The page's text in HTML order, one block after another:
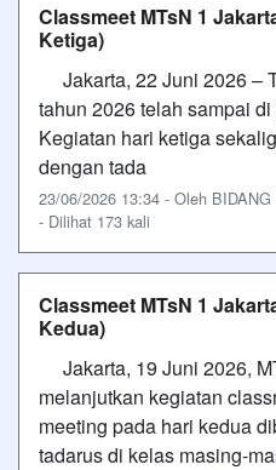
Classmeet MTsN 1
Ketiga)
Jakarta, 22 Juni 2026 –
tahun 2026 telah sampai
Kegiatan hari ketiga
dengan tada
23/06/2026 13:34 - Oleh
- Dilihat 173 kali
Classmeet MTsN 1
Kedua)
Jakarta, 19 Juni 2026,
melanjutkan kegiatan
meeting pada hari kedua
tadarus di kelas masing-